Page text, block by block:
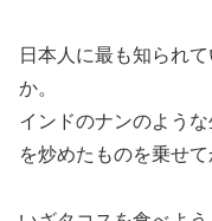
日本人に最も知られて
か。
インドのナンのよう
を炒めたものを乗せ